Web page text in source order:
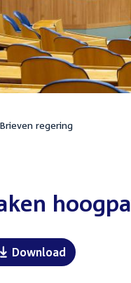
Brieven regering
Download